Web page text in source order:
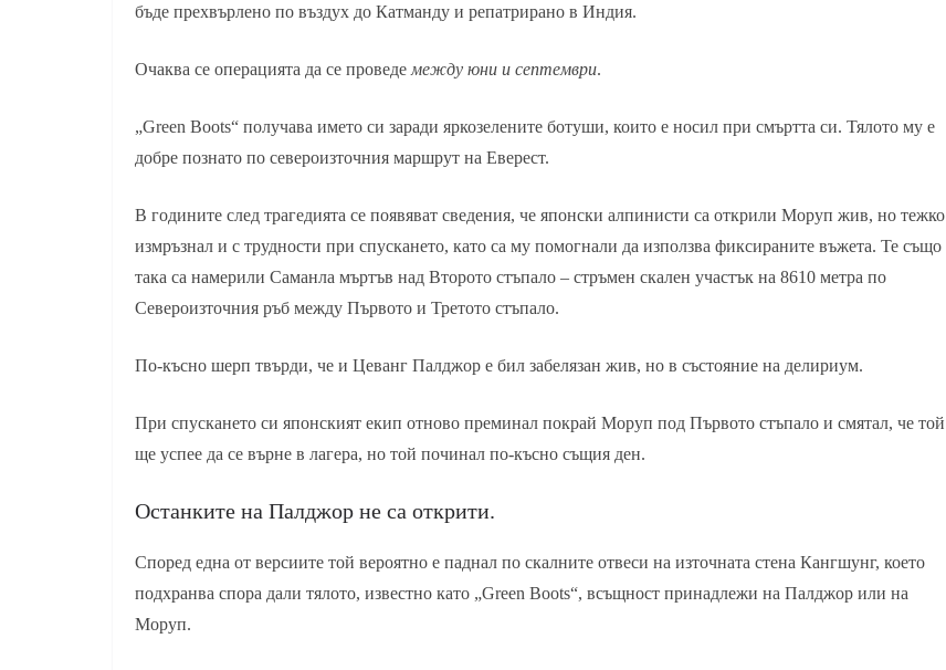
бъде прехвърлено по въздух до Катманду и репатрирано в Индия.
Очаква се операцията да се проведе между юни и септември.
„Green Boots“ получава името си заради яркозелените ботуши, които е носил при смъртта си. Тялото му е
добре познато по североизточния маршрут на Еверест.
В годините след трагедията се появяват сведения, че японски алпинисти са открили Моруп жив, но тежко
измръзнал и с трудности при спускането, като са му помогнали да използва фиксираните въжета. Те също
така са намерили Саманла мъртъв над Второто стъпало – стръмен скален участък на 8610 метра по
Североизточния ръб между Първото и Третото стъпало.
По-късно шерп твърди, че и Цеванг Палджор е бил забелязан жив, но в състояние на делириум.
При спускането си японският екип отново преминал покрай Моруп под Първото стъпало и смятал, че той
ще успее да се върне в лагера, но той починал по-късно същия ден.
Останките на Палджор не са открити.
Според една от версиите той вероятно е паднал по скалните отвеси на източната стена Кангшунг, което
подхранва спора дали тялото, известно като „Green Boots“, всъщност принадлежи на Палджор или на
Моруп.